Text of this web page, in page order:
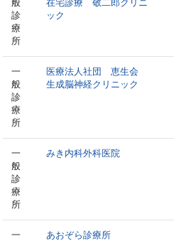
般
診
療
所
在宅診療 敬二郎クリニ
ック
一
般
診
療
所
医療法人社団 恵生会
生成脳神経クリニック
一
般
診
療
所
みき内科外科医院
一
あおぞら診療所